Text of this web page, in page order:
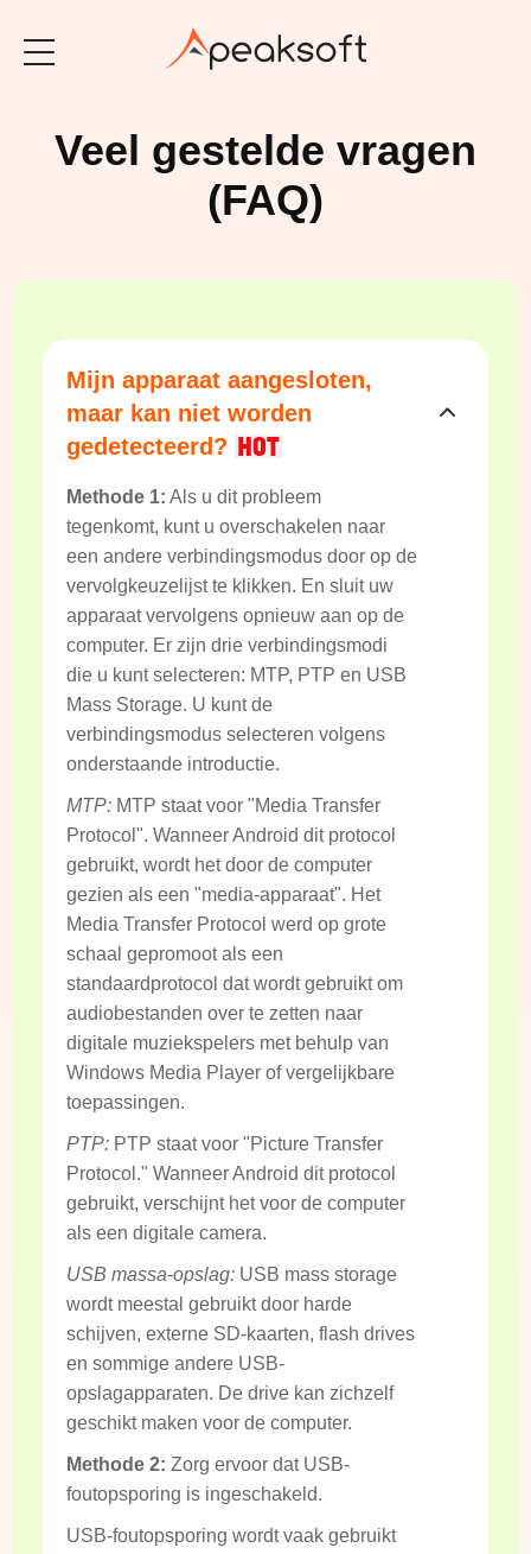
Veel gestelde vragen
(FAQ)
Mijn apparaat aangesloten,
maar kan niet worden
gedetecteerd?
Methode 1: Als u dit probleem
tegenkomt, kunt u overschakelen naar
een andere verbindingsmodus door op de
vervolgkeuzelijst te klikken. En sluit uw
apparaat vervolgens opnieuw aan op de
computer. Er zijn drie verbindingsmodi
die u kunt selecteren: MTP, PTP en USB
Mass Storage. U kunt de
verbindingsmodus selecteren volgens
onderstaande introductie.
MTP: MTP staat voor "Media Transfer
Protocol". Wanneer Android dit protocol
gebruikt, wordt het door de computer
gezien als een "media-apparaat". Het
Media Transfer Protocol werd op grote
schaal gepromoot als een
standaardprotocol dat wordt gebruikt om
audiobestanden over te zetten naar
digitale muziekspelers met behulp van
Windows Media Player of vergelijkbare
toepassingen.
PTP: PTP staat voor "Picture Transfer
Protocol." Wanneer Android dit protocol
gebruikt, verschijnt het voor de computer
als een digitale camera.
USB massa-opslag: USB mass storage
wordt meestal gebruikt door harde
schijven, externe SD-kaarten, flash drives
en sommige andere USB-
opslagapparaten. De drive kan zichzelf
geschikt maken voor de computer.
Methode 2: Zorg ervoor dat USB-
foutopsporing is ingeschakeld.
USB-foutopsporing wordt vaak gebruikt